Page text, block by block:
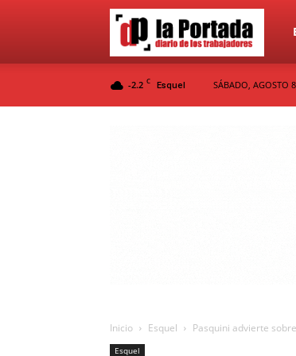
-2.2 C Esquel SÁBADO, AGOSTO
Inicio Esquel Pasquini advierte
Esquel